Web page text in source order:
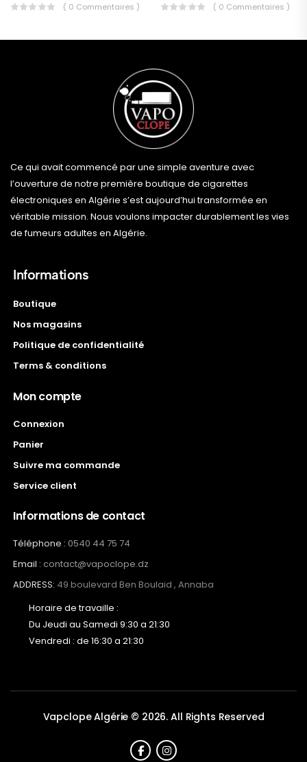
( 0 Commentaires ) ( 0 Commentaires )
Ce qui avait commencé par une simple aventure avec
l’ouverture de notre première boutique de cigarettes
électroniques en Algérie s’est aujourd’hui transformée en
véritable mission. Nous voulons impacter durablement les vies
de fumeurs adultes en Algérie.
Informations
Boutique
Nos magasins
Politique de confidentialité
Terms & conditions
Mon compte
Connexion
Panier
Suivre ma commande
Service client
Informations de contact
Téléphone : 0540 44 75 74
Email : contact@vapoclope.dz
ADDRESS: 49 boulevard Ben Boulaid , Annaba
Horaire de travaille :
Du Jeudi au Samedi 9:30 a 21:30
Vendredi : de 16:30 a 21:30
Vapclope Algérie © 2026. All Rights Reserved